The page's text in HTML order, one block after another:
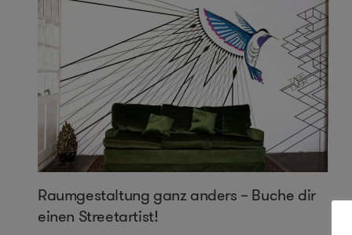
Raumgestaltung ganz anders – Buche dir
einen Streetartist!